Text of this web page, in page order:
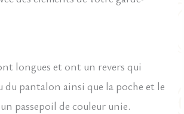
longues et ont un revers qui
du pantalon ainsi que la poche et le
passepoil de couleur unie.